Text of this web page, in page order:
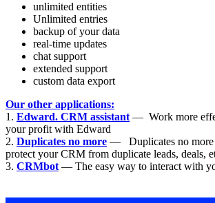
unlimited entities
Unlimited entries
backup of your data
real-time updates
chat support
extended support
custom data export
Our other applications:
1. Edward. CRM assistant — Work more
your profit with Edward
2. Duplicates no more — Duplicates no more
protect your CRM from duplicate leads, deals,
3. CRMbot — The easy way to interact with